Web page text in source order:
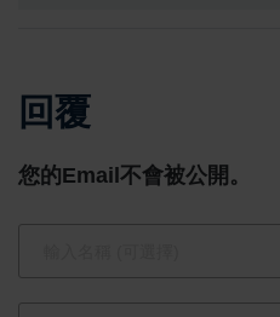
拚今年9月9
日營運打造
回覆
您的Email不會被公開。